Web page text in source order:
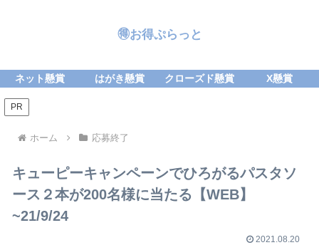
🉐お得ぷらっと
ネット懸賞 はがき懸賞 クローズド懸賞 X懸賞
PR
ホーム 応募終了
キューピーキャンペーンでひろがるパスタソ
ース２本が200名様に当たる【WEB】
~21/9/24
2021.08.20